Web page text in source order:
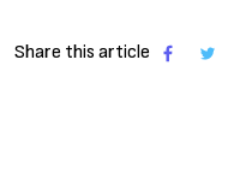
Share this article